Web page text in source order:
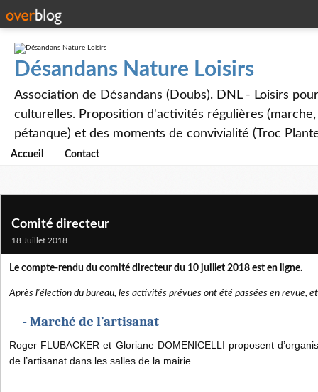
Désandans Nature Loisirs
Association de Désandans (Doubs). DNL - Loisirs
culturelles. Proposition d'activités régulières
pétanque) et des moments de convivialité (Troc
Accueil Contact
Comité directeur
18 Juillet 2018
Le compte-rendu du comité directeur du 10 juillet 2018 est en ligne.
Après l'élection du bureau, les activités prévues ont été passées en revue,
- Marché de l’artisanat
Roger FLUBACKER et Gloriane DOMENICELLI proposent
de l’artisanat dans les salles de la mairie.